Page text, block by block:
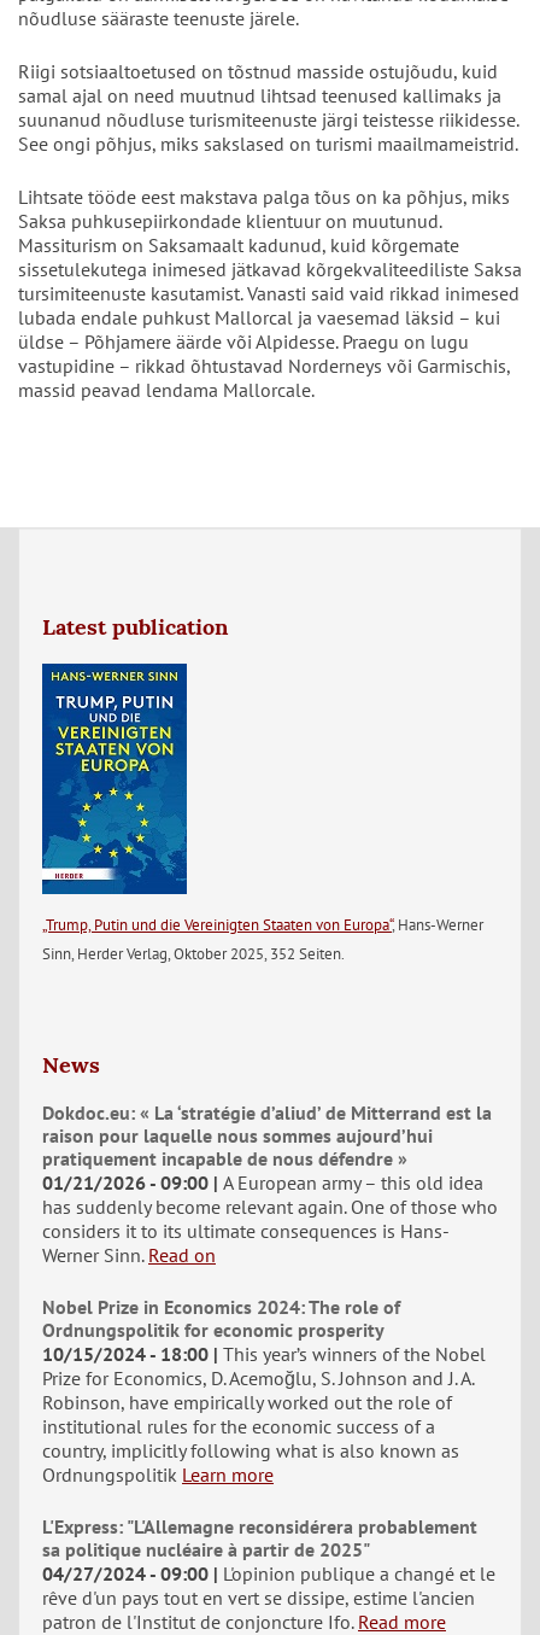
nõudluse sääraste teenuste järele.
Riigi sotsiaaltoetused on tõstnud masside ostujõudu, kuid
samal ajal on need muutnud lihtsad teenused kallimaks ja
suunanud nõudluse turismiteenuste järgi teistesse riikidesse.
See ongi põhjus, miks sakslased on turismi maailmameistrid.
Lihtsate tööde eest makstava palga tõus on ka põhjus, miks
Saksa puhkusepiirkondade klientuur on muutunud.
Massiturism on Saksamaalt kadunud, kuid kõrgemate
sissetulekutega inimesed jätkavad kõrgekvaliteediliste Saksa
tursimiteenuste kasutamist. Vanasti said vaid rikkad inimesed
lubada endale puhkust Mallorcal ja vaesemad läksid – kui
üldse – Põhjamere äärde või Alpidesse. Praegu on lugu
vastupidine – rikkad õhtustavad Norderneys või Garmischis,
massid peavad lendama Mallorcale.
Latest publication
„Trump, Putin und die Vereinigten Staaten von Europa“, Hans-Werner
Sinn, Herder Verlag, Oktober 2025, 352 Seiten.
News
Dokdoc.eu: « La ‘stratégie d’aliud’ de Mitterrand est la
raison pour laquelle nous sommes aujourd’hui
pratiquement incapable de nous défendre »
01/21/2026 - 09:00 A European army – this old idea
has suddenly become relevant again. One of those who
considers it to its ultimate consequences is Hans-
Werner Sinn. Read on
Nobel Prize in Economics 2024: The role of
Ordnungspolitik for economic prosperity
10/15/2024 - 18:00 This year’s winners of the Nobel
Prize for Economics, D. Acemoğlu, S. Johnson and J. A.
Robinson, have empirically worked out the role of
institutional rules for the economic success of a
country, implicitly following what is also known as
Ordnungspolitik Learn more
L'Express: "L'Allemagne reconsidérera probablement
sa politique nucléaire à partir de 2025"
04/27/2024 - 09:00
L'opinion publique a changé et le
rêve d'un pays tout en vert se dissipe, estime l'ancien
patron de l'Institut de conjoncture Ifo. Read more